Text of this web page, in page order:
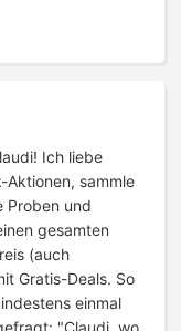
Ich liebe
Aktionen, sammle
Proben und
gesamten
(auch
Gratis-Deals. So
einmal